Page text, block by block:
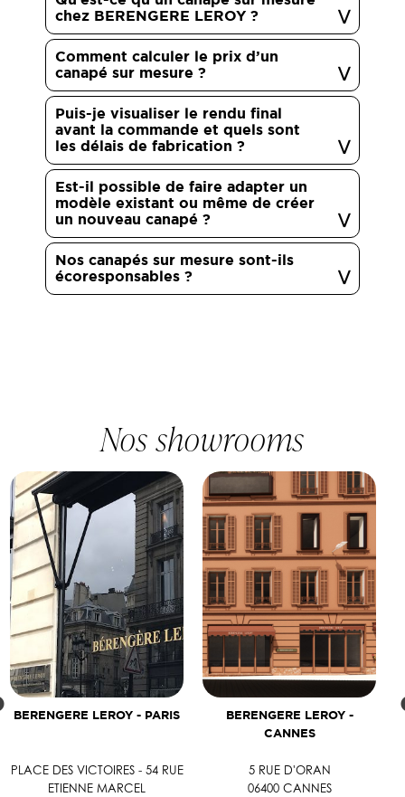
chez BERENGERE LEROY ?
Comment calculer le prix d’un
canapé sur mesure ?
Puis-je visualiser le rendu final
avant la commande et quels sont
les délais de fabrication ?
Est-il possible de faire adapter un
modèle existant ou même de créer
un nouveau canapé ?
Nos canapés sur mesure sont-ils
écoresponsables ?
Nos showrooms
BERENGERE LEROY - PARIS
PLACE DES VICTOIRES - 54 RUE
ETIENNE MARCEL
BERENGERE LEROY -
CANNES
5 RUE D'ORAN
06400 CANNES